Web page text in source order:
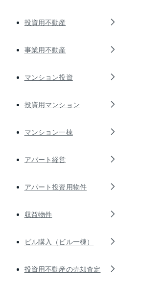
投資用不動産
事業用不動産
マンション投資
投資用マンション
マンション一棟
アパート経営
アパート投資用物件
収益物件
ビル購入（ビル一棟）
投資用不動産の売却査定